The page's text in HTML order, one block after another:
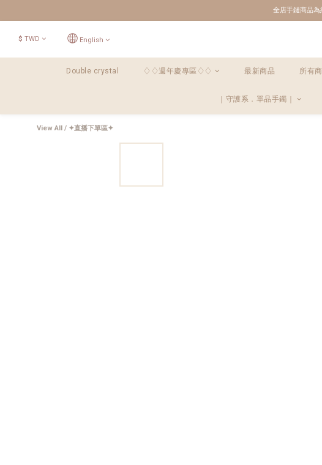
全店手鏈商品為
$ TWD English
Double crystal ♢♢週年慶專區♢♢ 最新商品 所有
｜守護系．單品手鐲｜
View All / ✦直播下單區✦